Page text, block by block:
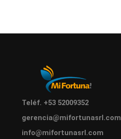
Teléf. +53 52009352
gerencia@mifortunasrl.com
info@mifortunasrl.com